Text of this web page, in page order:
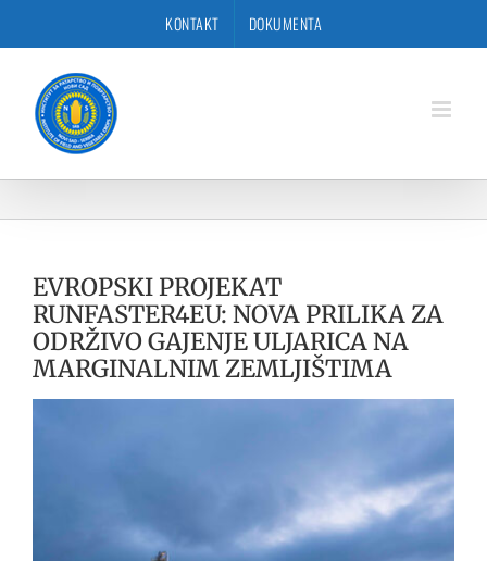
KONTAKT DOKUMENTA
EVROPSKI PROJEKAT
RUNFASTER4EU: NOVA PRILIKA ZA
ODRŽIVO GAJENJE ULJARICA NA
MARGINALNIM ZEMLJIŠTIMA